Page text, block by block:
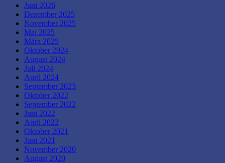
Juni 2026
Dezember 2025
November 2025
Mai 2025
März 2025
Oktober 2024
August 2024
Juli 2024
April 2024
September 2023
Oktober 2022
September 2022
Juni 2022
April 2022
Oktober 2021
Juni 2021
November 2020
August 2020